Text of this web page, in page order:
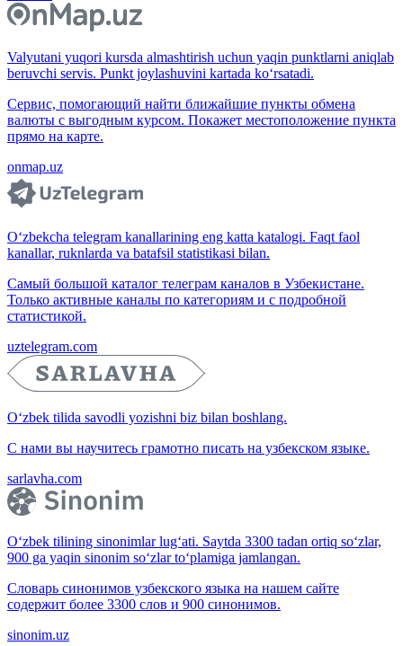
Valyutani yuqori kursda almashtirish uchun yaqin punktlarni aniqlab
beruvchi servis. Punkt joylashuvini kartada ko‘rsatadi.
Сервис, помогающий найти ближайшие пункты обмена
валюты с выгодным курсом. Покажет местоположение пункта
прямо на карте.
onmap.uz
O‘zbekcha telegram kanallarining eng katta katalogi. Faqt faol
kanallar, ruknlarda va batafsil statistikasi bilan.
Самый большой каталог телеграм каналов в Узбекистане.
Только активные каналы по категориям и с подробной
статистикой.
uztelegram.com
O‘zbek tilida savodli yozishni biz bilan boshlang.
С нами вы научитесь грамотно писать на узбекском языке.
sarlavha.com
O‘zbek tilining sinonimlar lug‘ati. Saytda 3300 tadan ortiq so‘zlar,
900 ga yaqin sinonim so‘zlar to‘plamiga jamlangan.
Словарь синонимов узбекского языка на нашем сайте
содержит более 3300 слов и 900 синонимов.
sinonim.uz